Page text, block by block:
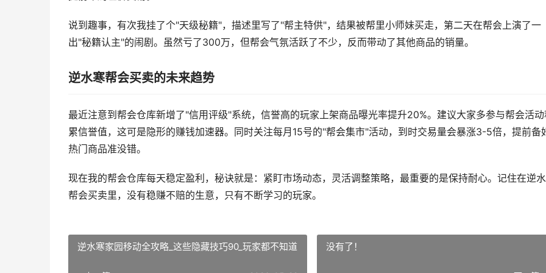
说到趣事，有次我挂了个"天级秘籍"，描述里写了"帮主特供"，结果被帮里小师妹买走，第二天在帮会上演了一
出"秘籍认主"的闹剧。虽然亏了300万，但帮会气氛活跃了不少，反而带动了其他商品的销量。
逆水寒帮会买卖的未来趋势
最近注意到帮会仓库新增了"信用评级"系统，信誉高的玩家上架商品曝光率提升20%。建议大家多参与帮会活动
累信誉值，这可是隐形的赚钱加速器。同时关注每月15号的"帮会集市"活动，到时交易量会暴涨3-5倍，提前备
热门商品准没错。
现在我的帮会仓库每天稳定盈利，秘诀就是：紧盯市场动态，灵活调整策略，最重要的是保持耐心。记住在逆
帮会买卖里，没有稳赚不赔的生意，只有不断学习的玩家。
逆水寒家园移动全攻略_这些隐藏技巧90_玩家都不知道 没有了！